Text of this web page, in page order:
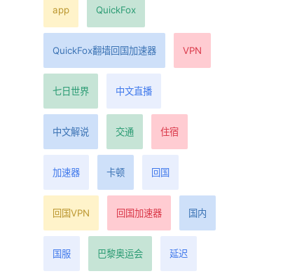
app QuickFox
QuickFox翻墙回国加速器 VPN
七日世界 中文直播
中文解说 交通 住宿
加速器 卡顿 回国
回国VPN 回国加速器 国内
国服 巴黎奥运会 延迟